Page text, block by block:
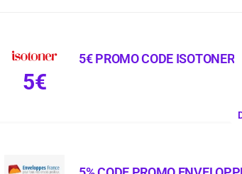
5€
5€ PROMO CODE ISOTONER